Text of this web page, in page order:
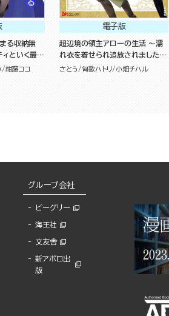
る収納無
といく最強
コミック版
紺藤ココ
電子版
超辺境の領主アローの生活 ～濡
れ衣を着せられ追放されました
が、二人の女神と新生活を送りま
さとう 匈歌ハトリ 小畑チハル
グループ会社
ビーグリー
海王社
文友舎
新アポロ出
版